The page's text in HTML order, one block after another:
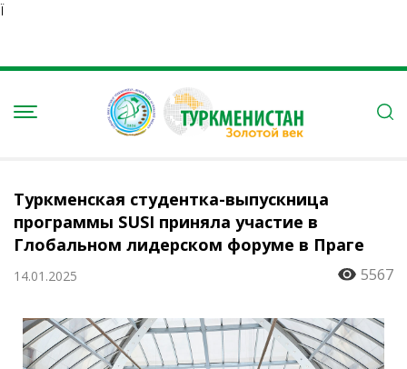
Ï
Туркменская студентка-выпускница
программы SUSI приняла участие в
Глобальном лидерском форуме в Праге
14.01.2025 5567